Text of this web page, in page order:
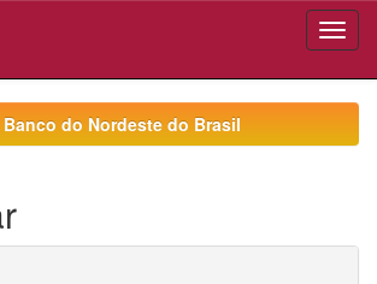
Banco do Nordeste do Brasil